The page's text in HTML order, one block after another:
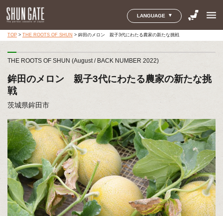
LANGUAGE menu
TOP> THE ROOTS OF SHUN > 鉾田のメロン 親子3代にわたる農家の新たな挑戦
THE ROOTS OF SHUN (August / BACK NUMBER 2022)
鉾田のメロン 親子3代にわたる農家の新たな挑
戦
茨城県鉾田市